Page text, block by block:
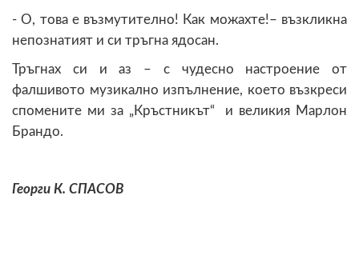
- О, това е възмутително! Как можахте!– възкликна
непознатият и си тръгна ядосан.
Тръгнах си и аз – с чудесно настроение от
фалшивото музикално изпълнение, което възкреси
спомените ми за „Кръстникът“ и великия Марлон
Брандо.
Георги К. СПАСОВ